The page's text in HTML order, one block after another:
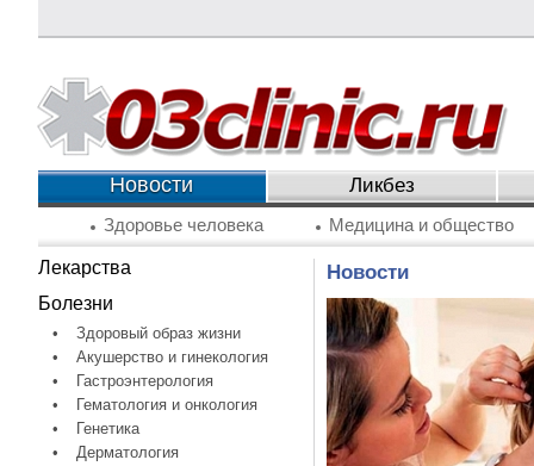
Новости Ликбез
Здоровье человека Медицина и общество
Лекарства
Болезни
•
Здоровый образ жизни
•
Акушерство и гинекология
•
Гастроэнтерология
•
Гематология и онкология
•
Генетика
•
Дерматология
Новости